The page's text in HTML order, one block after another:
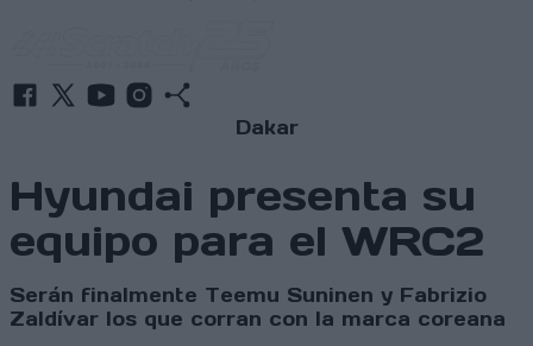
Dakar
Hyundai presenta su
equipo para el WRC2
Serán finalmente Teemu Suninen y Fabrizio
Zaldívar los que corran con la marca coreana